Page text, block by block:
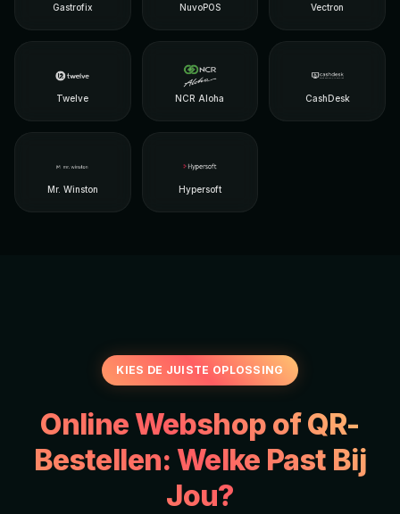
Gastrofix NuvoPOS Vectron
Twelve NCR Aloha CashDesk
Mr. Winston Hypersoft
KIES DE JUISTE OPLOSSING
Online Webshop of QR-
Bestellen: Welke Past Bij
Jou?